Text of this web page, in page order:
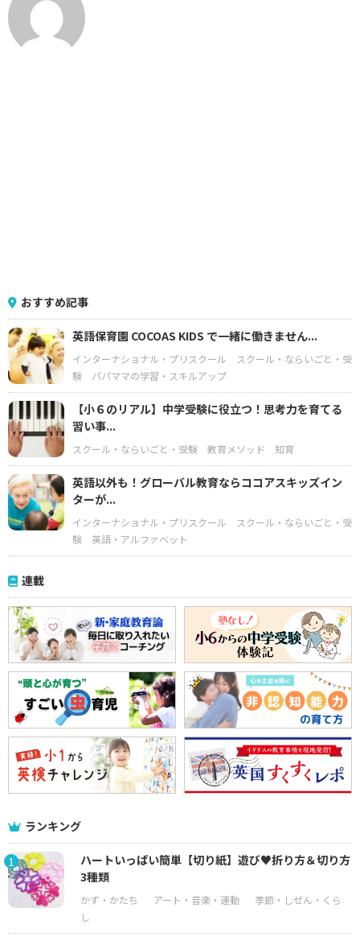
おすすめ記事
英語保育園 COCOAS KIDS で一緒に働きません...
インターナショナル・プリスクール
スクール・ならいごと・受
験
パパママの学習・スキルアップ
【小６のリアル】中学受験に役立つ！思考力を育てる
習い事...
スクール・ならいごと・受験 教育メソッド 知育
英語以外も！グローバル教育ならココアスキッズイン
ターが...
インターナショナル・プリスクール
スクール・ならいごと・受
験
英語・アルファベット
連載
ランキング
1
ハートいっぱい簡単【切り紙】遊び♥折り方＆切り方
3種類